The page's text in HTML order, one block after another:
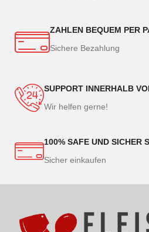
ZAHLEN BEQUEM PER
Sichere Bezahlung
SUPPORT INNERHALB
Wir helfen gerne!
100% SAFE UND SICHER
Sicher einkaufen